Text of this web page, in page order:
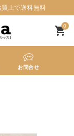
上で送料無料
0
shopping_cart
お問合せ